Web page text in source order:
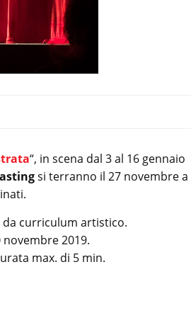
“, in scena dal 3 al 16 gennaio
si terranno il 27 novembre a
curriculum artistico.
2019.
max. di 5 min.